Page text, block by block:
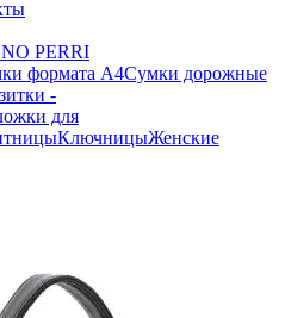
PERRI
формата А4Сумки дорожные
-
для
КлючницыЖенские